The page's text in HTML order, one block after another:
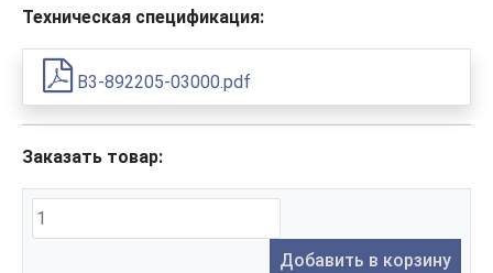
Техническая спецификация:
B3-892205-03000.pdf
Заказать товар:
Добавить в корзину